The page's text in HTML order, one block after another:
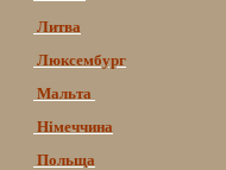
Литва
Люксембург
Мальта
Німеччина
Польща